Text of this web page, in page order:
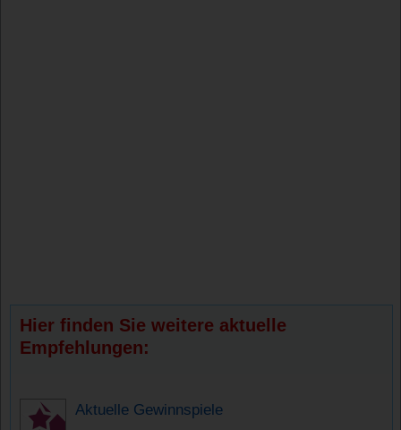
Hier finden Sie weitere aktuelle
Empfehlungen:
Aktuelle Gewinnspiele